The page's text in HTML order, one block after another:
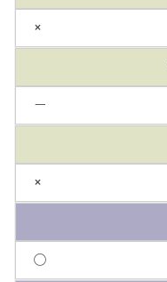
×
ー
×
◯